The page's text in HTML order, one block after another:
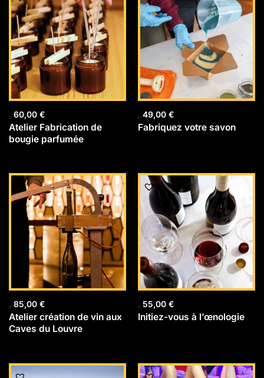
60,00 €
Atelier Fabrication de
bougie parfumée
49,00 €
Fabriquez votre savon
85,00 €
Atelier création de vin aux
Caves du Louvre
55,00 €
Initiez-vous à l’œnologie